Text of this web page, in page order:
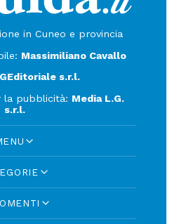
in Cuneo e provincia
Massimiliano Cavallo
s.r.l.
la pubblicità: Media L.G.
s.r.l.